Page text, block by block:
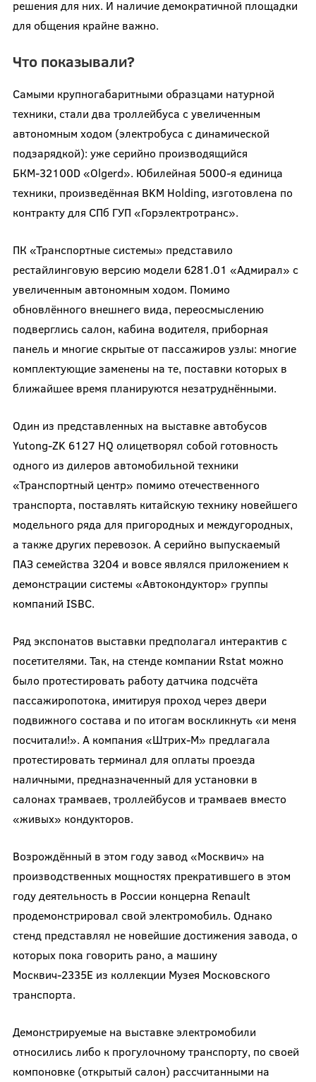
решения для них. И наличие демократичной площадки
для общения крайне важно.
Что показывали?
Самыми крупногабаритными образцами натурной
техники, стали два троллейбуса с увеличенным
автономным ходом (электробуса с динамической
подзарядкой): уже серийно производящийся
БКМ-32100D «Olgerd». Юбилейная 5000-я единица
техники, произведённая BKM Holding, изготовлена по
контракту для СПб ГУП «Горэлектротранс».
ПК «Транспортные системы» представило
рестайлинговую версию модели 6281.01 «Адмирал» с
увеличенным автономным ходом. Помимо
обновлённого внешнего вида, переосмыслению
подверглись салон, кабина водителя, приборная
панель и многие скрытые от пассажиров узлы: многие
комплектующие заменены на те, поставки которых в
ближайшее время планируются незатруднёнными.
Один из представленных на выставке автобусов
Yutong-ZK 6127 HQ олицетворял собой готовность
одного из дилеров автомобильной техники
«Транспортный центр» помимо отечественного
транспорта, поставлять китайскую технику новейшего
модельного ряда для пригородных и междугородных,
а также других перевозок. А серийно выпускаемый
ПАЗ семейства 3204 и вовсе являлся приложением к
демонстрации системы «Автокондуктор» группы
компаний ISBC.
Ряд экспонатов выставки предполагал интерактив с
посетителями. Так, на стенде компании Rstat можно
было протестировать работу датчика подсчёта
пассажиропотока, имитируя проход через двери
подвижного состава и по итогам воскликнуть «и меня
посчитали!». А компания «Штрих-М» предлагала
протестировать терминал для оплаты проезда
наличными, предназначенный для установки в
салонах трамваев, троллейбусов и трамваев вместо
«живых» кондукторов.
Возрождённый в этом году завод «Москвич» на
производственных мощностях прекратившего в этом
году деятельность в России концерна Renault
продемонстрировал свой электромобиль. Однако
стенд представлял не новейшие достижения завода, о
которых пока говорить рано, а машину
Москвич-2335E из коллекции Музея Московского
транспорта.
Демонстрируемые на выставке электромобили
относились либо к прогулочному транспорту, по своей
компоновке (открытый салон) рассчитанными на